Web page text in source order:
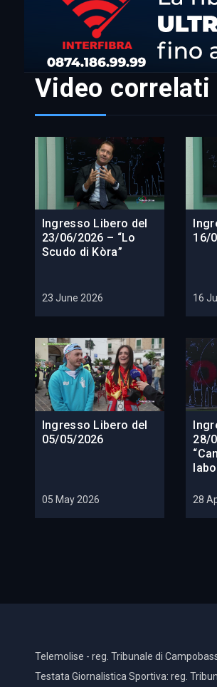
Video correlati
Ingresso Libero del
23/06/2026 – “Lo
Scudo di Kòra”
23 June 2026
16/
16
Ingresso Libero del
05/05/2026
05 May 2026
28/
28
Telemolise - reg. Tribunale di
Testata Giornalistica Sportiva: reg.